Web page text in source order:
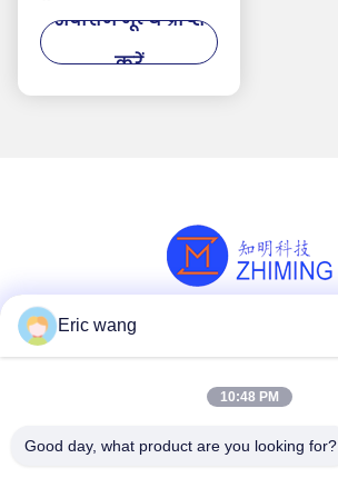
सेमीकंडक्टर सुरक्षा के लिए
सर्वोत्तम मूल्य प्राप्त
करें
त्वरित संपर्क
Eric wang
10:48 PM
Good day, what product are you looking for?